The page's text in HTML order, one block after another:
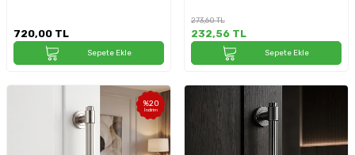
720,00 TL
Sepete Ekle
273,60TL
232,56 TL
Sepete Ekle
%20
İndirim